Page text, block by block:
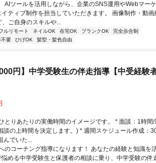
AIツールを活用しながら、企業のSNS運用やWebマー
ティブ制作を担当していただきます。 画像制作・動画
ご自身のスキルや...
ルリモート ネイルOK 在宅OK ブランクOK
完全歩合制
不要 ひげOK 髪型・髪色自由
円】中学受験生の伴走指導【中受経験
とりあたりの実働時間のイメージです。 * 面談：1時間/
談の上時間を決定します。) * 週間スケジュール作成：
んでいた...
のコーチング指導になります！ あなたの経験と知識を
める中学受験生と保護者の相談に乗り、中学受験の伴